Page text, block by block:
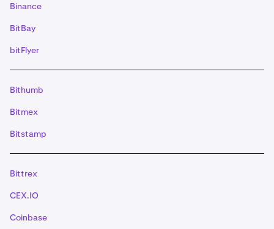
og XLM, sørg for at tag/memo er inkludert. For EOS
din når minimum antall nødvendige bekreftelser er
Binance
BitBay
bitFlyer
Bithumb
Bitmex
Bitstamp
Bittrex
CEX.IO
Coinbase